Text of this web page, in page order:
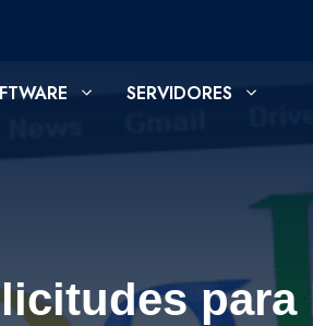
SERVIDORES
para